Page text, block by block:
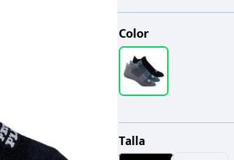
Color
Talla